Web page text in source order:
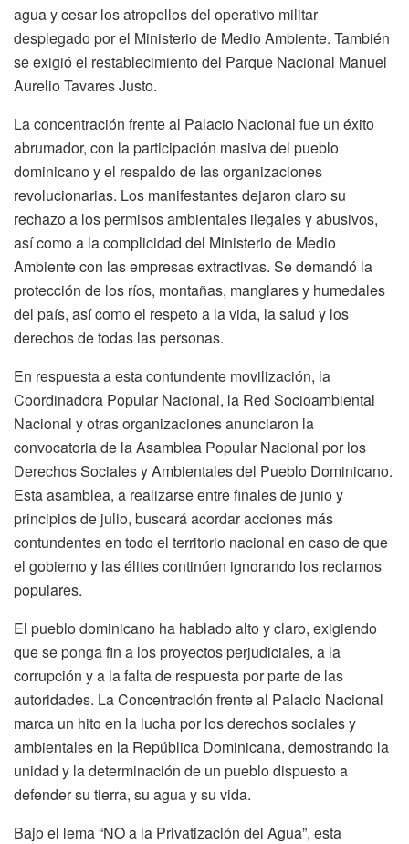
agua y cesar los atropellos del operativo militar
desplegado por el Ministerio de Medio Ambiente. También
se exigió el restablecimiento del Parque Nacional Manuel
Aurelio Tavares Justo.
La concentración frente al Palacio Nacional fue un éxito
abrumador, con la participación masiva del pueblo
dominicano y el respaldo de las organizaciones
revolucionarias. Los manifestantes dejaron claro su
rechazo a los permisos ambientales ilegales y abusivos,
así como a la complicidad del Ministerio de Medio
Ambiente con las empresas extractivas. Se demandó la
protección de los ríos, montañas, manglares y humedales
del país, así como el respeto a la vida, la salud y los
derechos de todas las personas.
En respuesta a esta contundente movilización, la
Coordinadora Popular Nacional, la Red Socioambiental
Nacional y otras organizaciones anunciaron la
convocatoria de la Asamblea Popular Nacional por los
Derechos Sociales y Ambientales del Pueblo Dominicano.
Esta asamblea, a realizarse entre finales de junio y
principios de julio, buscará acordar acciones más
contundentes en todo el territorio nacional en caso de que
el gobierno y las élites continúen ignorando los reclamos
populares.
El pueblo dominicano ha hablado alto y claro, exigiendo
que se ponga fin a los proyectos perjudiciales, a la
corrupción y a la falta de respuesta por parte de las
autoridades. La Concentración frente al Palacio Nacional
marca un hito en la lucha por los derechos sociales y
ambientales en la República Dominicana, demostrando la
unidad y la determinación de un pueblo dispuesto a
defender su tierra, su agua y su vida.
Bajo el lema“NO a la Privatización del Agua”, esta